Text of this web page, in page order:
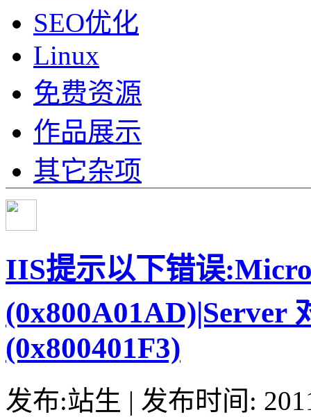
SEO优化
Linux
免费资源
作品展示
其它杂项
IIS提示以下错误
(0x800A01AD)|Server
(0x800401F3)
发布:站生 | 发布时间: